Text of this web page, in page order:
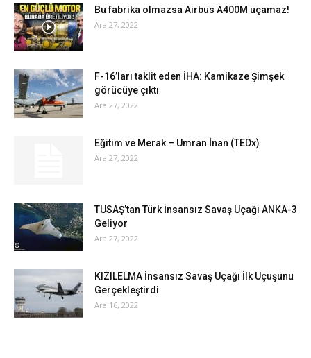
Bu fabrika olmazsa Airbus A400M uçamaz!
Ara 27, 2022
F-16’ları taklit eden İHA: Kamikaze Şimşek
görücüye çıktı
Ara 27, 2022
Eğitim ve Merak – Umran İnan (TEDx)
Ara 27, 2022
TUSAŞ’tan Türk İnsansız Savaş Uçağı ANKA-3
Geliyor
Ara 27, 2022
KIZILELMA İnsansız Savaş Uçağı İlk Uçuşunu
Gerçekleştirdi
Ara 16, 2022